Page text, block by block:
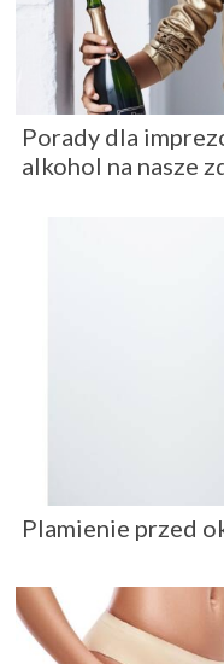
Porady dla
alkohol na nasze
Plamienie przed